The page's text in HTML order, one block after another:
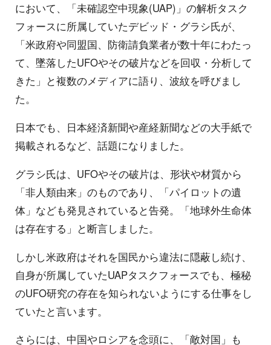
において、「未確認空中現象(UAP)」の解析タスク
フォースに所属していたデビッド・グラシ氏が、
「米政府や同盟国、防衛請負業者が数十年にわたっ
て、墜落したUFOやその破片などを回収・分析して
きた」と複数のメディアに語り、波紋を呼びまし
た。
日本でも、日本経済新聞や産経新聞などの大手紙で
掲載されるなど、話題になりました。
グラシ氏は、UFOやその破片は、形状や材質から
「非人類由来」のものであり、「パイロットの遺
体」なども発見されていると告発。「地球外生命体
は存在する」と断言しました。
しかし米政府はそれを国民から違法に隠蔽し続け、
自身が所属していたUAPタスクフォースでも、極秘
のUFO研究の存在を知られないようにする仕事をし
ていたと言います。
さらには、中国やロシアを念頭に、「敵対国」も